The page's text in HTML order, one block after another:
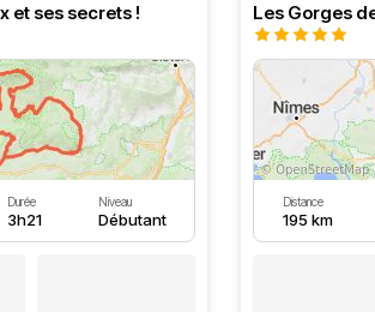
et ses secrets !
Durée
3h21
Niveau
Débutant
Les Gorges
Distance
195 km